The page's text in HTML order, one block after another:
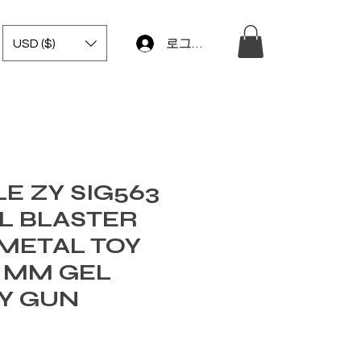
USD ($) 로그인
ZY SIG563
BLASTER
TOY
GEL
GUN